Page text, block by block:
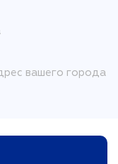
вашего города